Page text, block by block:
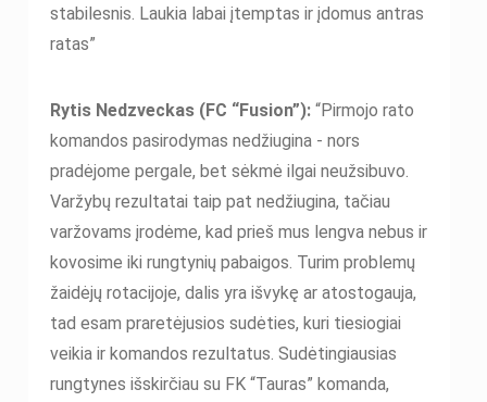
stabilesnis. Laukia labai įtemptas ir įdomus antras
ratas”
Rytis Nedzveckas (FC “Fusion”): “Pirmojo rato
komandos pasirodymas nedžiugina - nors
pradėjome pergale, bet sėkmė ilgai neužsibuvo.
Varžybų rezultatai taip pat nedžiugina, tačiau
varžovams įrodėme, kad prieš mus lengva nebus ir
kovosime iki rungtynių pabaigos. Turim problemų
žaidėjų rotacijoje, dalis yra išvykę ar atostogauja,
tad esam praretėjusios sudėties, kuri tiesiogiai
veikia ir komandos rezultatus. Sudėtingiausias
rungtynes išskirčiau su FK “Tauras” komanda,